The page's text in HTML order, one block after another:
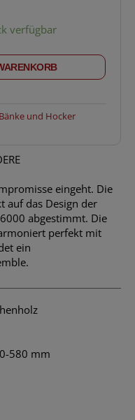
verfügbar
Bänke und Hocker
eingeht. Die
auf das Design der
abgestimmt. Die
perfekt mit
ein
580 mm